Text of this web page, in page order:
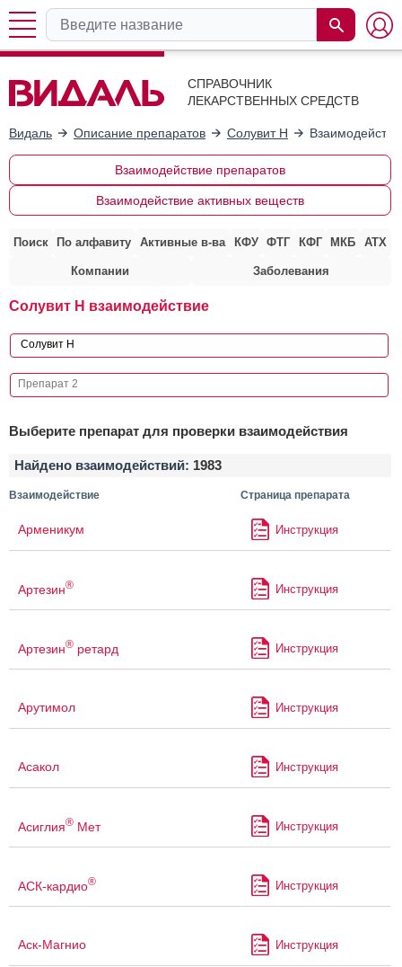
СПРАВОЧНИК
ЛЕКАРСТВЕННЫХ СРЕДСТВ
Видаль Описание препаратов Солувит Н
Взаимодействие препаратов
Взаимодействие активных веществ
Поиск По алфавиту Активные в-ва КФУ ФТГ КФГ МКБ АТХ
Компании Заболевания
Солувит Н взаимодействие
Выберите препарат для проверки взаимодействия
Найдено взаимодействий: 1983
Взаимодействие Страница препарата
Арменикум Инструкция
Артезин® Инструкция
Артезин® ретард Инструкция
Арутимол Инструкция
Асакол Инструкция
Асиглия® Мет Инструкция
АСК-кардио® Инструкция
Аск-Магнио Инструкция